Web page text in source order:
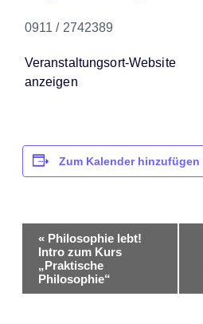
0911 / 2742389
Veranstaltungsort-Website
anzeigen
Zum Kalender hinzufügen
Veranstaltung-
Navigation
« Philosophie lebt!
Intro zum Kurs
„Praktische
Philosophie“